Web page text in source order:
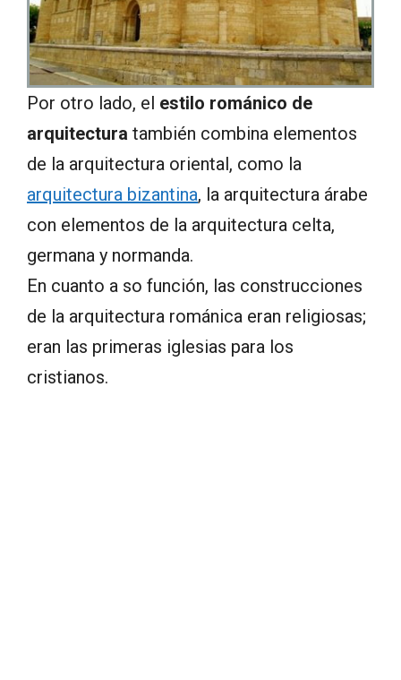
Por otro lado, el estilo románico de
arquitectura también combina elementos
de la arquitectura oriental, como la
arquitectura bizantina, la arquitectura árabe
con elementos de la arquitectura celta,
germana y normanda.
En cuanto a so función, las construcciones
de la arquitectura románica eran religiosas;
eran las primeras iglesias para los
cristianos.